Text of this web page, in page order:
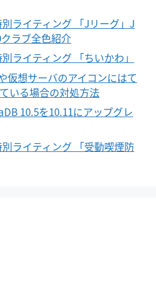
ライティング 「Jリーグ」J
ラブ全色紹介
ライティング 「ちいかわ」
仮想サーバのアイコンにはて
いる場合の対処方法
10.5を10.11にアップグレ
ライティング 「受動喫煙防